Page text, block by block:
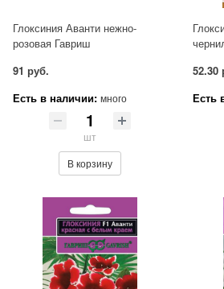
Глоксиния Аванти нежно-
розовая Гавриш
91 руб.
Есть в наличии: много
шт
В корзину
52.30
Есть